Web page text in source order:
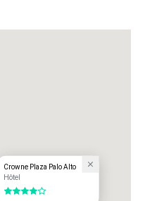
autoroutes de la région
l'Interstate 280. Un parking
Crowne Plaza Palo Alto
Hôtel
4 sur 5